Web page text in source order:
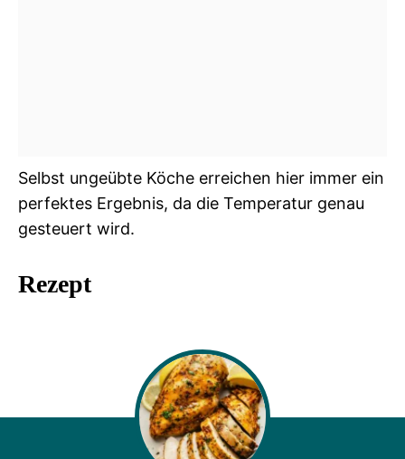
Selbst ungeübte Köche erreichen hier immer ein
perfektes Ergebnis, da die Temperatur genau
gesteuert wird.
Rezept